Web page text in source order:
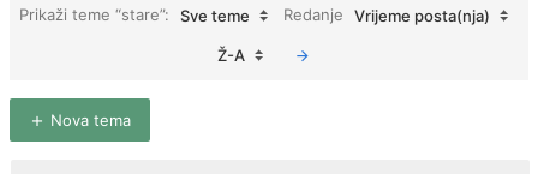
Prikaži teme “stare”: Sve teme Redanje Vrijeme posta(nja)
Ž-A
Nova tema